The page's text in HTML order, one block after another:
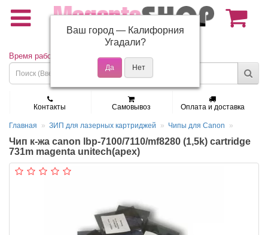
(495) 150-01-37
Время работы: Пн - Пт 9:30 - 19:00
Контакты Самовывоз Оплата и доставка
Главная ЗИП для лазерных картриджей Чипы для Canon
Чип к-жа canon lbp-7100/7110/mf8280 (1,5k) cartridge
731m magenta unitech(apex)
Ваш город — Калифорния
Угадали?